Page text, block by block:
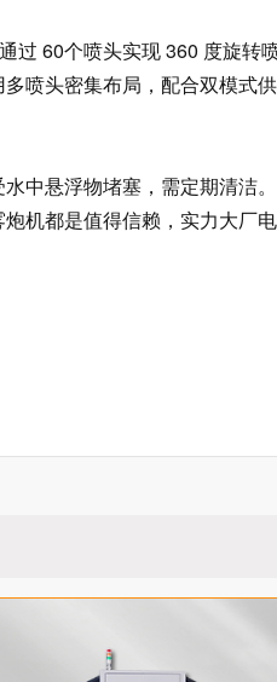
60个喷头实现 360 度旋转
喷头密集布局，配合双模式供
中悬浮物堵塞，需定期清洁。
机都是值得信赖，实力大厂